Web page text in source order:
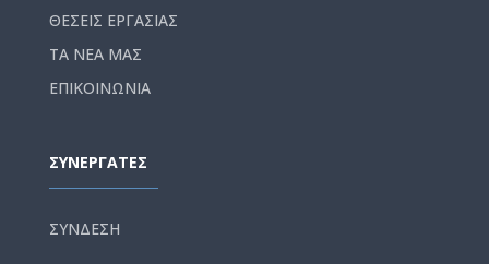
ΘΕΣΕΙΣ ΕΡΓΑΣΙΑΣ
ΤΑ ΝΕΑ ΜΑΣ
ΕΠΙΚΟΙΝΩΝΙΑ
ΣΥΝΕΡΓΑΤΕΣ
ΣΥΝΔΕΣΗ